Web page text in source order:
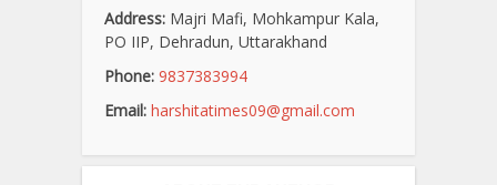
Address: Majri Mafi, Mohkampur Kala,
PO IIP, Dehradun, Uttarakhand
Phone: 9837383994
Email: harshitatimes09@gmail.com